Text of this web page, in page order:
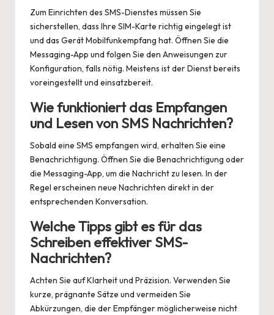
Zum Einrichten des SMS-Dienstes müssen Sie
sicherstellen, dass Ihre SIM-Karte richtig eingelegt ist
und das Gerät Mobilfunkempfang hat. Öffnen Sie die
Messaging-App und folgen Sie den Anweisungen zur
Konfiguration, falls nötig. Meistens ist der Dienst bereits
voreingestellt und einsatzbereit.
Wie funktioniert das Empfangen
und Lesen von SMS Nachrichten?
Sobald eine SMS empfangen wird, erhalten Sie eine
Benachrichtigung. Öffnen Sie die Benachrichtigung oder
die Messaging-App, um die Nachricht zu lesen. In der
Regel erscheinen neue Nachrichten direkt in der
entsprechenden Konversation.
Welche Tipps gibt es für das
Schreiben effektiver SMS-
Nachrichten?
Achten Sie auf Klarheit und Präzision. Verwenden Sie
kurze, prägnante Sätze und vermeiden Sie
Abkürzungen, die der Empfänger möglicherweise nicht